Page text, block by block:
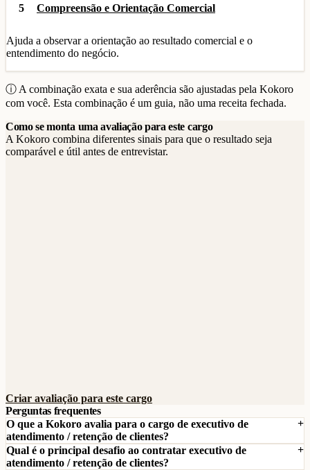
5 Compreensão e Orientação Comercial
Ajuda a observar a orientação ao resultado comercial e o
entendimento do negócio.
ⓘ A combinação exata e sua aderência são ajustadas pela Kokoro
com você. Esta combinação é um guia, não uma receita fechada.
Como se monta uma avaliação para este cargo
A Kokoro combina diferentes sinais para que o resultado seja
comparável e útil antes de entrevistar.
Criar avaliação para este cargo
Perguntas frequentes
O que a Kokoro avalia para o cargo de executivo de
atendimento / retenção de clientes?
Qual é o principal desafio ao contratar executivo de
atendimento / retenção de clientes?